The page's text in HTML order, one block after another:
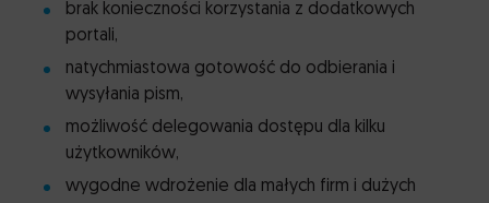
brak konieczności korzystania z dodatkowych
portali,
natychmiastowa gotowość do odbierania i
wysyłania pism,
możliwość delegowania dostępu dla kilku
użytkowników,
wygodne wdrożenie dla małych firm i dużych